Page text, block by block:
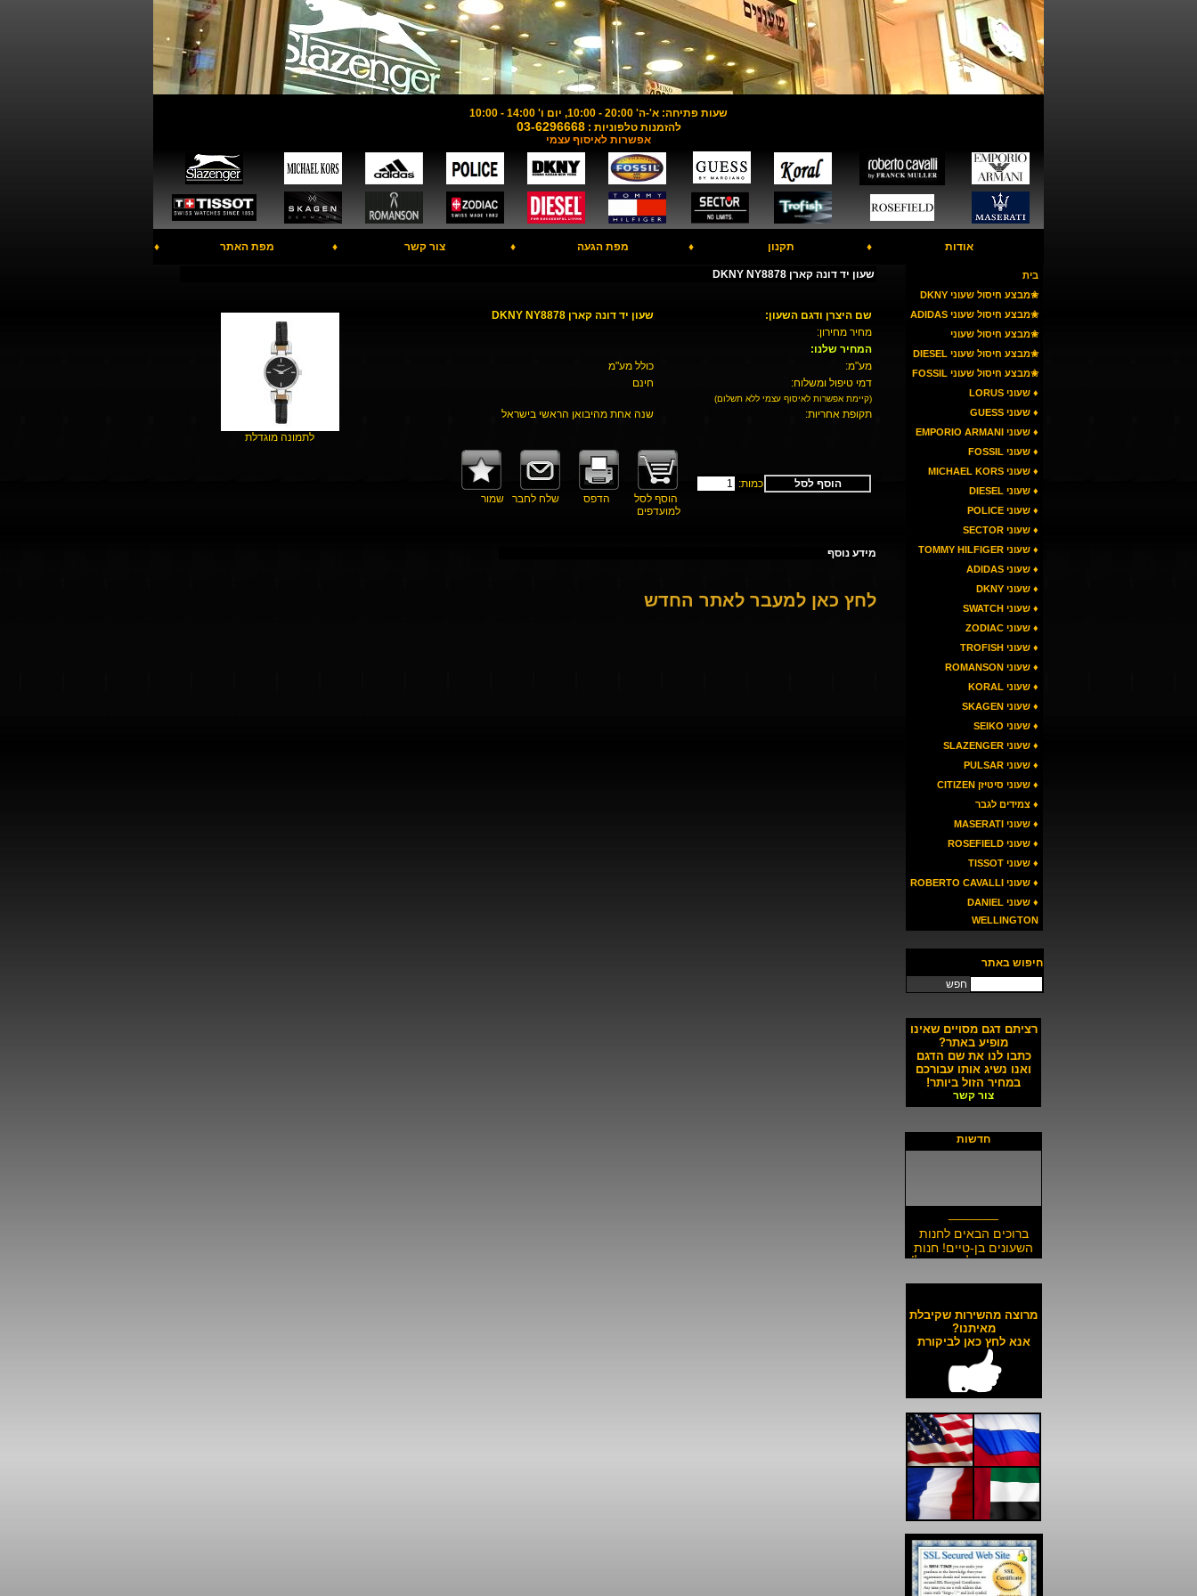
שעות פתיחה: א'-ה' 20:00 - 10:00, יום ו' 14:00 - 10:00
להזמנות טלפוניות :03-6296668
אפשרות לאיסוף עצמי
אודות ♦ תקנון ♦ מפת הגעה ♦ צור קשר ♦ מפת האתר ♦
בית
✬מבצע חיסול שעוני DKNY
✬מבצע חיסול שעוני ADIDAS
✬מבצע חיסול שעוני
ARMANI
✬מבצע חיסול שעוני DIESEL
✬מבצע חיסול שעוני FOSSIL
♦ שעוני LORUS
♦ שעוני GUESS
♦ שעוני EMPORIO ARMANI
♦ שעוני FOSSIL
♦ שעוני MICHAEL KORS
♦ שעוני DIESEL
♦ שעוני POLICE
♦ שעוני SECTOR
♦ שעוני TOMMY HILFIGER
♦ שעוני ADIDAS
♦ שעוני DKNY
♦ שעוני SWATCH
♦ שעוני ZODIAC
♦ שעוני TROFISH
♦ שעוני ROMANSON
♦ שעוני KORAL
♦ שעוני SKAGEN
♦ שעוני SEIKO
♦ שעוני SLAZENGER
♦ שעוני PULSAR
♦ שעוני סיטיזן CITIZEN
♦ צמידים לגבר
♦ שעוני MASERATI
♦ שעוני ROSEFIELD
♦ שעוני TISSOT
♦ שעוני ROBERTO CAVALLI
♦ שעוני DANIEL
WELLINGTON
חיפוש באתר
חפש
רציתם דגם מסויים שאינו
מופיע באתר?
כתבו לנו את שם הדגם
ואנו נשיג אותו עבורכם
במחיר הזול ביותר!
צור קשר
חדשות
_______
ברוכים הבאים לחנות
השעונים בן-טיים! חנות
השעונים הזולה בישראל!
__________________
כל השעונים באתר עד 6
תשלומים ללא ריבית!
__________________
האתר מאובטח בהצפנת
SSL מתקדמת
מרוצה מהשירות שקיבלת
מאיתנו?
אנא לחץ כאן לביקורת
שעון יד דונה קארן DKNY NY8878
שם היצרן ודגם השעון:
שעון יד דונה קארן DKNY NY8878
מחיר מחירון:
המחיר שלנו:
מע"מ:
כולל מע"מ
דמי טיפול ומשלוח:
חינם
(קיימת אפשרות לאיסוף עצמי ללא תשלום)
תקופת אחריות: שנה אחת מהיבואן הראשי בישראל
הוסף לסל
כמות:
הוסף לסל
הדפס שלח לחבר שמור
למועדפים
לתמונה מוגדלת
מידע נוסף
לחץ כאן למעבר לאתר החדש